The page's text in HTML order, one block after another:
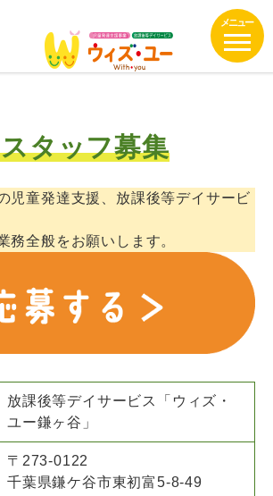
ー鎌ヶ谷 児童発達支援
集！
スタッフ募集
児童発達支援、放課後等デイサービ
務全般をお願いします。
放課後等デイサービス「ウィズ・
ユー鎌ヶ谷」
〒273-0122
千葉県鎌ケ谷市東初富5-8-49